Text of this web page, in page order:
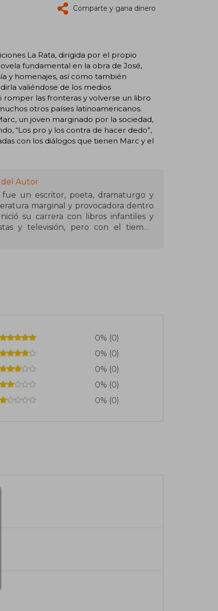
Comparte y gana dinero
La Rata, dirigida por el propio
fundamental en la obra de José,
y homenajes, así como también
valiéndose de los medios
las fronteras y volverse un libro
otros países latinoamericanos.
un joven marginado por la sociedad,
“Los pro y los contra de hacer dedo”,
con los diálogos que tienen Marc y el
del Autor
fue un escritor, poeta, dramaturgo y
marginal y provocadora dentro
su carrera con libros infantiles y
y televisión, pero con el tiempo
Su estilo combina elementos de
del underground argentino.
como una voz singular que
humana.
0% (0)
0% (0)
0% (0)
0% (0)
0% (0)